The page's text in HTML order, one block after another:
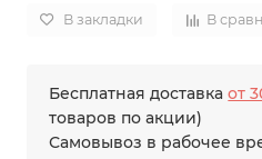
В закладки В
Бесплатная доставкаот
товаров по акции)
Самовывоз в рабочее